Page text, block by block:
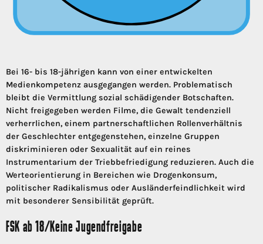
Bei 16- bis 18-jährigen kann von einer entwickelten
Medienkompetenz ausgegangen werden. Problematisch
bleibt die Vermittlung sozial schädigender Botschaften.
Nicht freigegeben werden Filme, die Gewalt tendenziell
verherrlichen, einem partnerschaftlichen Rollenverhältnis
der Geschlechter entgegenstehen, einzelne Gruppen
diskriminieren oder Sexualität auf ein reines
Instrumentarium der Triebbefriedigung reduzieren. Auch die
Werteorientierung in Bereichen wie Drogenkonsum,
politischer Radikalismus oder Ausländerfeindlichkeit wird
mit besonderer Sensibilität geprüft.
FSK ab 18/Keine Jugendfreigabe